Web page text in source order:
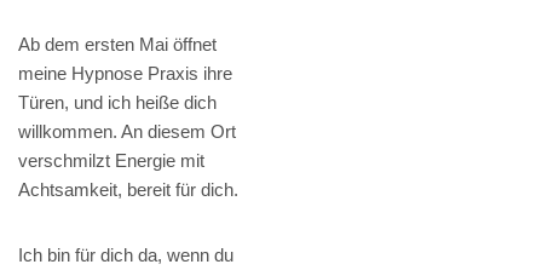
Ab dem ersten Mai öffnet
meine Hypnose Praxis ihre
Türen, und ich heiße dich
willkommen. An diesem Ort
verschmilzt Energie mit
Achtsamkeit, bereit für dich.
Ich bin für dich da, wenn du